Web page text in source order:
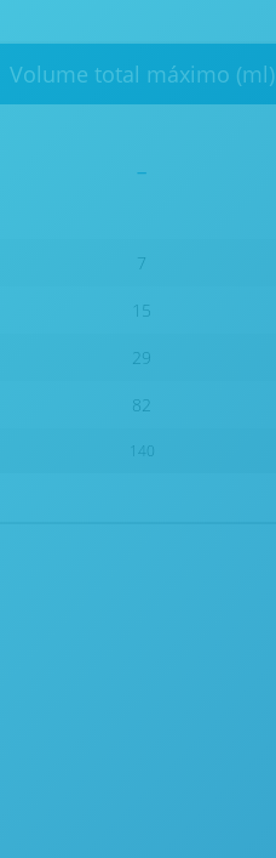
Volume total máximo (ml)
-
7
15
29
82
140